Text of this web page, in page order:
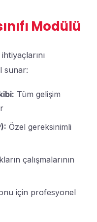
Modülü
sunar:
Tüm gelişim
Özel gereksinimli
çalışmalarının
için profesyonel